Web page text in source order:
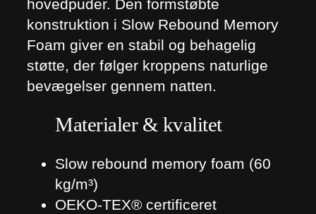
hovedpuder. Den formstøbte
konstruktion i Slow Rebound Memory
Foam giver en stabil og behagelig
støtte, der følger kroppens naturlige
bevægelser gennem natten.
Materialer & kvalitet
Slow rebound memory foam (60
kg/m³)
OEKO-TEX® certificeret